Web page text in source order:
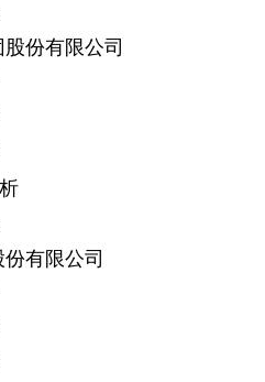
份有限公司
有限公司